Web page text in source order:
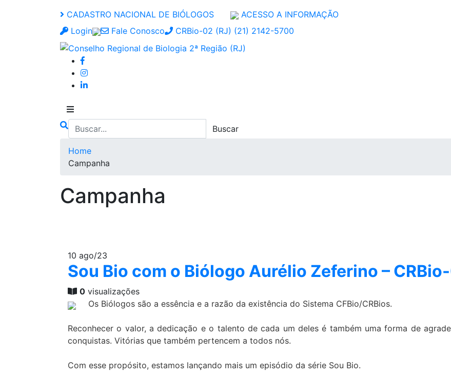
CADASTRO NACIONAL DE BIÓLOGOS
ACESSO A INFORMAÇÃO
Login
Fale Conosco CRBio-02 (RJ) (21) 2142-5700
Campanha
Home
Campanha
10 ago/23
Sou Bio com o Biólogo Aurélio Zeferino –
0 visualizações
Os Biólogos são a essência e a razão da existência do Sistema CFBio/CRBios.
Reconhecer o valor, a dedicação e o talento de cada um deles é também uma forma de
conquistas. Vitórias que também pertencem a todos nós.
Com esse propósito, estamos lançando mais um episódio da série Sou Bio.